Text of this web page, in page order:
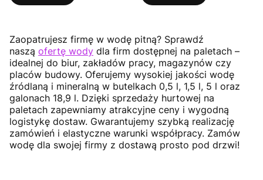
Zaopatrujesz firmę w wodę pitną? Sprawdź
naszą ofertę wody dla firm dostępnej na paletach –
idealnej do biur, zakładów pracy, magazynów czy
placów budowy. Oferujemy wysokiej jakości wodę
źródlaną i mineralną w butelkach 0,5 l, 1,5 l, 5 l oraz
galonach 18,9 l. Dzięki sprzedaży hurtowej na
paletach zapewniamy atrakcyjne ceny i wygodną
logistykę dostaw. Gwarantujemy szybką realizację
zamówień i elastyczne warunki współpracy. Zamów
wodę dla swojej firmy z dostawą prosto pod drzwi!